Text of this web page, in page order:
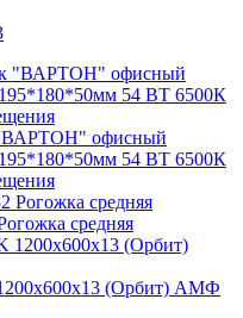
"ВАРТОН" офисный
54 ВТ 6500К
средняя
(Орбит) АМФ